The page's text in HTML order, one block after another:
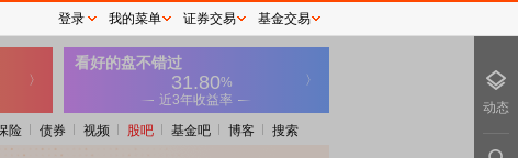
险 债券 视频 股吧 基金吧 博客 搜索
登录 我的菜单 证券交易 基金交易
动态